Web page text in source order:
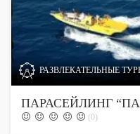
РАЗВЛЕКАТЕЛЬНЫЕ
ПАРАСЕЙЛИНГ
(0)